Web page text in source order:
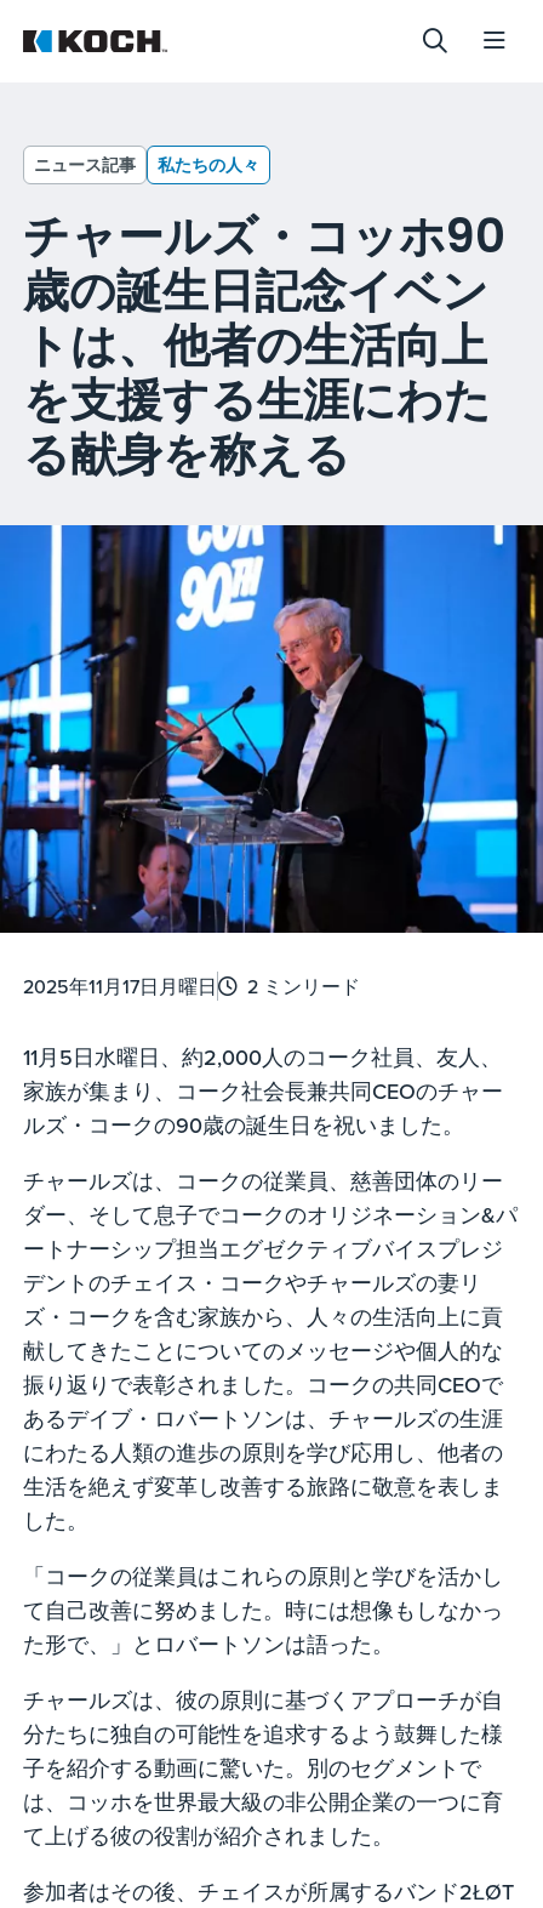
ニュース記事 私たちの人々
チャールズ・コッホ90
歳の誕生日記念イベン
トは、他者の生活向上
を支援する生涯にわた
る献身を称える
2025年11月17日月曜日 2 ミンリード
11月5日水曜日、約2,000人のコーク社員、友人、
家族が集まり、コーク社会長兼共同CEOのチャー
ルズ・コークの90歳の誕生日を祝いました。
チャールズは、コークの従業員、慈善団体のリー
ダー、そして息子でコークのオリジネーション&パ
ートナーシップ担当エグゼクティブバイスプレジ
デントのチェイス・コークやチャールズの妻リ
ズ・コークを含む家族から、人々の生活向上に貢
献してきたことについてのメッセージや個人的な
振り返りで表彰されました。コークの共同CEOで
あるデイブ・ロバートソンは、チャールズの生涯
にわたる人類の進歩の原則を学び応用し、他者の
生活を絶えず変革し改善する旅路に敬意を表しま
した。
「コークの従業員はこれらの原則と学びを活かし
て自己改善に努めました。時には想像もしなかっ
た形で、」とロバートソンは語った。
チャールズは、彼の原則に基づくアプローチが自
分たちに独自の可能性を追求するよう鼓舞した様
子を紹介する動画に驚いた。別のセグメントで
は、コッホを世界最大級の非公開企業の一つに育
て上げる彼の役割が紹介されました。
参加者はその後、チェイスが所属するバンド2ŁØT